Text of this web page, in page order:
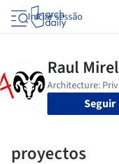
Iniciar sessão
Seguir
proyectos